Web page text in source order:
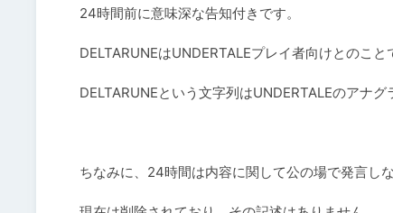
24時間前に意味深な告知付きです。
DELTARUNEはUNDERTALEプレイ者向けとのこと
DELTARUNEという文字列はUNDERTALEのアナグ
ちなみに、24時間は内容に関して公の場で発言し